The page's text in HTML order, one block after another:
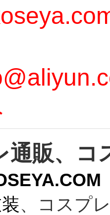
まで
う...
通販、コ
、コスプ